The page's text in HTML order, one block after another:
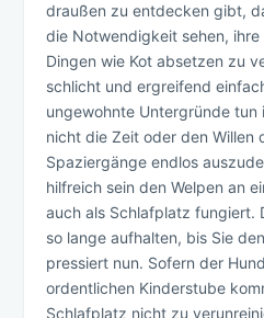
draußen zu entdecken gibt,
die Notwendigkeit sehen,
Dingen wie Kot absetzen zu
schlicht und ergreifend
ungewohnte Untergründe tun
nicht die Zeit oder den Willen
Spaziergänge endlos
hilfreich sein den Welpen an
auch als Schlafplatz fungiert.
so lange aufhalten, bis Sie
pressiert nun. Sofern der
ordentlichen Kinderstube
Schlafplatz nicht zu